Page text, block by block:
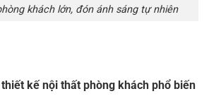
khách lớn, đón ánh sáng tự nhiên
kế nội thất phòng khách phổ biến